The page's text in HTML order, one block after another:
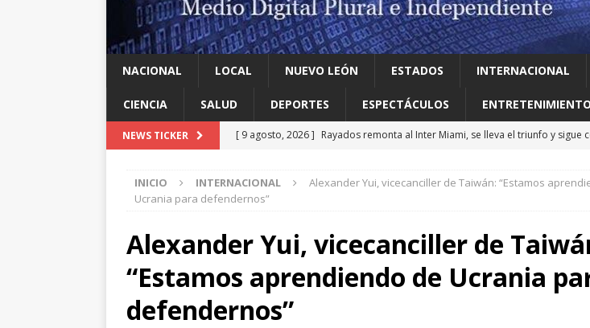
NACIONAL LOCAL NUEVO LEÓN ESTADOS INTERNACIONAL
CIENCIA SALUD DEPORTES ESPECTÁCULOS ENTRETENIMIENTO
NEWS TICKER [ 9 agosto, 2026 ] Rayados remonta al Inter Miami, se lleva el triunfo y sigue
[ 9 agosto, 2026 ] Ya cantó el gallo
HISTORIA Y CURIOSIDADES
León
LOCAL
[ 9 agosto, 2026 ] Transforma vidas 4T al sur de Nuevo León: Waldo
[ 9 agosto, 2026 ]
INICIO INTERNACIONAL
Alexander Yui, vicecanciller de Taiwán: “Estamos
Ucrania para defendernos”
Alexander Yui, vicecanciller de
“Estamos aprendiendo de Ucrania
defendernos”